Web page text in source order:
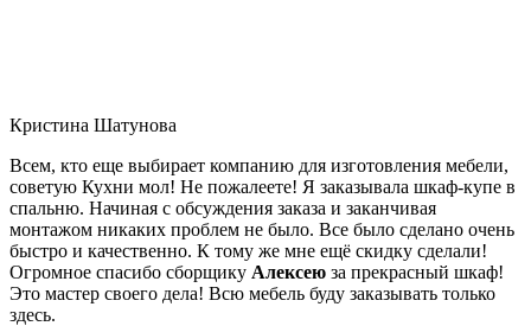
Кристина Шатунова
Всем, кто еще выбирает компанию для изготовления мебели,
советую Кухни мол! Не пожалеете! Я заказывала шкаф-купе в
спальню. Начиная с обсуждения заказа и заканчивая
монтажом никаких проблем не было. Все было сделано очень
быстро и качественно. К тому же мне ещё скидку сделали!
Огромное спасибо сборщику Алексею за прекрасный шкаф!
Это мастер своего дела! Всю мебель буду заказывать только
здесь.